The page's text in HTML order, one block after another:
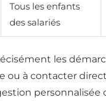
Tous les enfants
des salariés
les
ou à contacter
personnalisée